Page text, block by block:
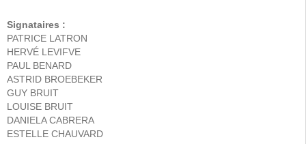
Signataires :
PATRICE LATRON
HERVÉ LEVIFVE
PAUL BENARD
ASTRID BROEBEKER
GUY BRUIT
LOUISE BRUIT
DANIELA CABRERA
ESTELLE CHAUVARD